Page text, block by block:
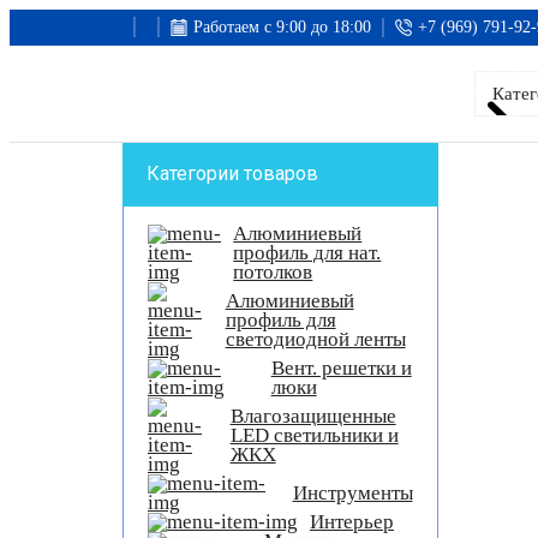
Работаем с 9:00 до 18:00 +7 (969) 791-
Категории товаров
Алюминиевый
профиль для нат.
потолков
Алюминиевый
профиль для
светодиодной ленты
Вент. решетки и
люки
Влагозащищенные
LED светильники и
ЖКХ
Инструменты
Интерьер